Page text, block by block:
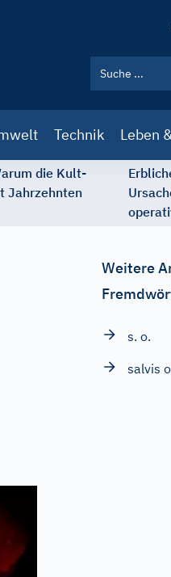
Technik Leben
die Kult-
Jahrzehnten
Weitere
s. o.
salvis